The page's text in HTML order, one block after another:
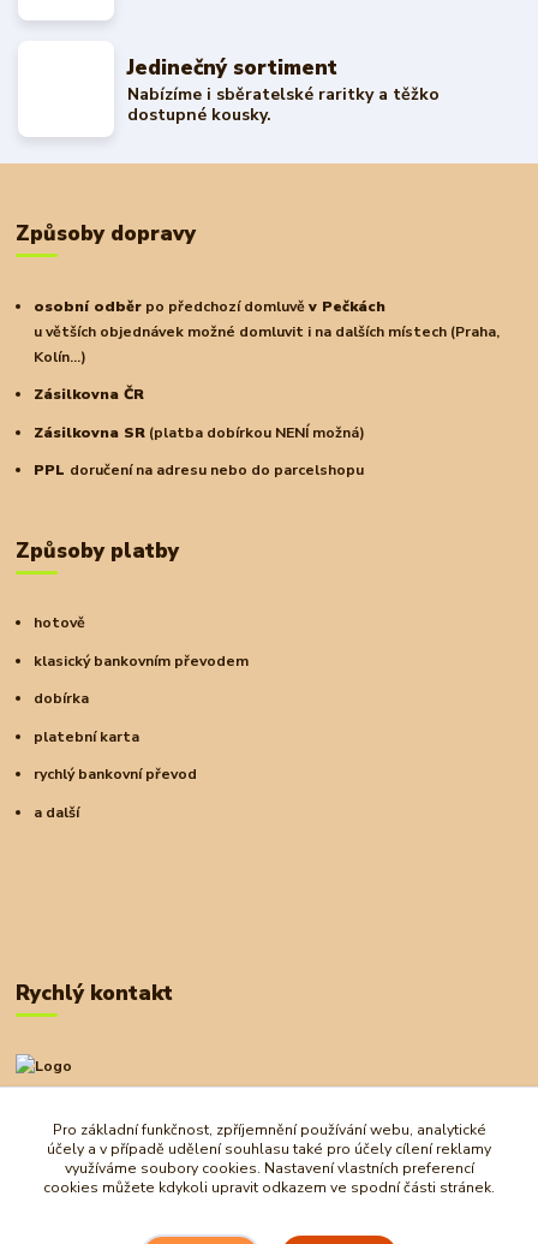
Jedinečný sortiment
Nabízíme i sběratelské raritky a těžko
dostupné kousky.
Způsoby dopravy
osobní odběr po předchozí domluvěv Pečkách
u větších objednávek možné domluvit i na dalších místech (Praha,
Kolín...)
Zásilkovna ČR
Zásilkovna SR (platba dobírkou NENÍ možná)
PPL doručení na adresu nebo do parcelshopu
Způsoby platby
hotově
klasický bankovním převodem
dobírka
platební karta
rychlý bankovní převod
a další
Rychlý kontakt
+420 727 972 830
obchod@ostrovherahlavolamu.cz
Pro základní funkčnost, zpříjemnění používání webu, analytické
účely a v případě udělení souhlasu také pro účely cílení reklamy
využíváme soubory cookies. Nastavení vlastních preferencí
cookies můžete kdykoli upravit odkazem ve spodní části stránek.